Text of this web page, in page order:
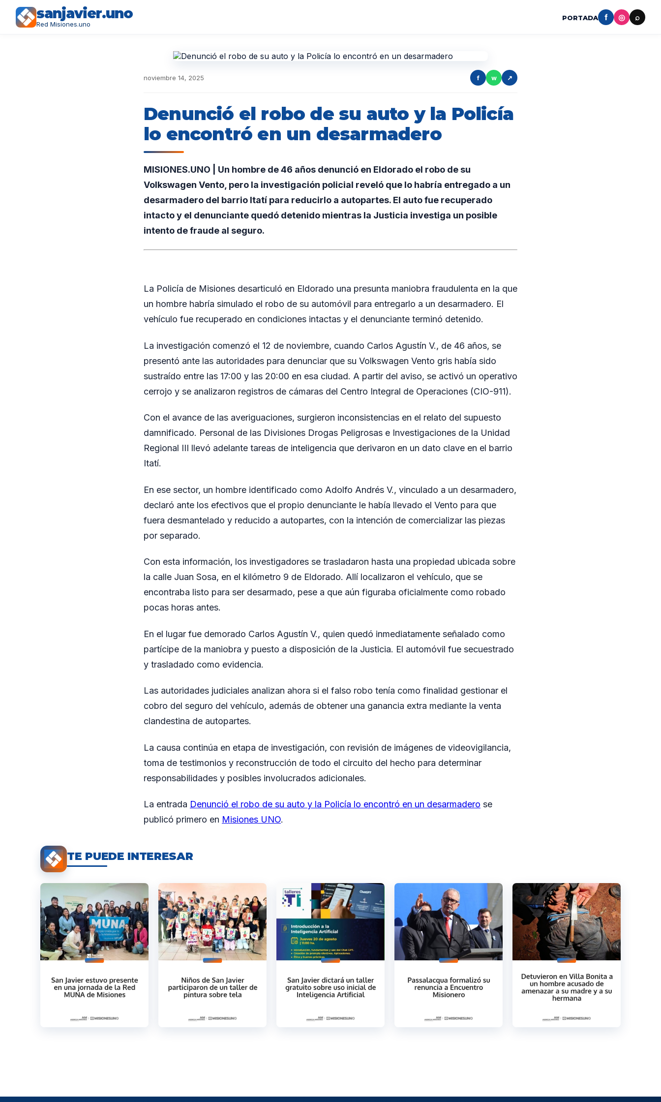
sanjavier.uno
Red Misiones.uno
PORTADA f ◎ ⌕
noviembre 14, 2025 f w ↗
Denunció el robo de su auto y la Policía
lo encontró en un desarmadero
MISIONES.UNO | Un hombre de 46 años denunció en Eldorado el robo de su
Volkswagen Vento, pero la investigación policial reveló que lo habría entregado a un
desarmadero del barrio Itatí para reducirlo a autopartes. El auto fue recuperado
intacto y el denunciante quedó detenido mientras la Justicia investiga un posible
intento de fraude al seguro.
La Policía de Misiones desarticuló en Eldorado una presunta maniobra fraudulenta en la que
un hombre habría simulado el robo de su automóvil para entregarlo a un desarmadero. El
vehículo fue recuperado en condiciones intactas y el denunciante terminó detenido.
La investigación comenzó el 12 de noviembre, cuando Carlos Agustín V., de 46 años, se
presentó ante las autoridades para denunciar que su Volkswagen Vento gris había sido
sustraído entre las 17:00 y las 20:00 en esa ciudad. A partir del aviso, se activó un operativo
cerrojo y se analizaron registros de cámaras del Centro Integral de Operaciones (CIO-911).
Con el avance de las averiguaciones, surgieron inconsistencias en el relato del supuesto
damnificado. Personal de las Divisiones Drogas Peligrosas e Investigaciones de la Unidad
Regional III llevó adelante tareas de inteligencia que derivaron en un dato clave en el barrio
Itatí.
En ese sector, un hombre identificado como Adolfo Andrés V., vinculado a un desarmadero,
declaró ante los efectivos que el propio denunciante le había llevado el Vento para que
fuera desmantelado y reducido a autopartes, con la intención de comercializar las piezas
por separado.
Con esta información, los investigadores se trasladaron hasta una propiedad ubicada sobre
la calle Juan Sosa, en el kilómetro 9 de Eldorado. Allí localizaron el vehículo, que se
encontraba listo para ser desarmado, pese a que aún figuraba oficialmente como robado
pocas horas antes.
En el lugar fue demorado Carlos Agustín V., quien quedó inmediatamente señalado como
partícipe de la maniobra y puesto a disposición de la Justicia. El automóvil fue secuestrado
y trasladado como evidencia.
Las autoridades judiciales analizan ahora si el falso robo tenía como finalidad gestionar el
cobro del seguro del vehículo, además de obtener una ganancia extra mediante la venta
clandestina de autopartes.
La causa continúa en etapa de investigación, con revisión de imágenes de videovigilancia,
toma de testimonios y reconstrucción de todo el circuito del hecho para determinar
responsabilidades y posibles involucrados adicionales.
La entrada Denunció el robo de su auto y la Policía lo encontró en un desarmadero se
publicó primero en Misiones UNO.
TE PUEDE INTERESAR